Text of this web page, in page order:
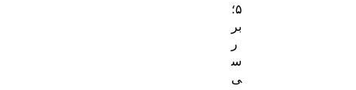
۵؛
بر
ر
س
ی